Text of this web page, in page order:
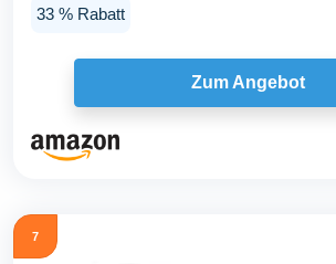
33 % Rabatt
Zum Angebot
7